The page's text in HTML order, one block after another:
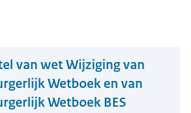
van wet Wijziging van
Wetboek en van
Wetboek BES